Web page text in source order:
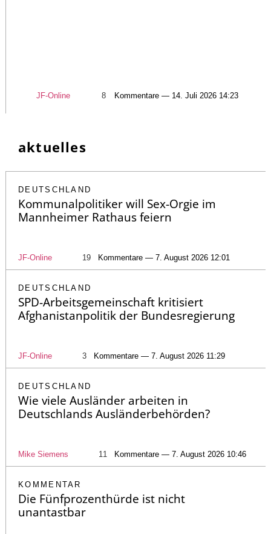
JF-Online 8 Kommentare — 14. Juli 2026 14:23
aktuelles
DEUTSCHLAND
Kommunalpolitiker will Sex-Orgie im
Mannheimer Rathaus feiern
JF-Online 19 Kommentare — 7. August 2026 12:01
DEUTSCHLAND
SPD-Arbeitsgemeinschaft kritisiert
Afghanistanpolitik der Bundesregierung
JF-Online 3 Kommentare — 7. August 2026 11:29
DEUTSCHLAND
Wie viele Ausländer arbeiten in
Deutschlands Ausländerbehörden?
Mike Siemens 11 Kommentare — 7. August 2026 10:46
KOMMENTAR
Die Fünfprozenthürde ist nicht
unantastbar